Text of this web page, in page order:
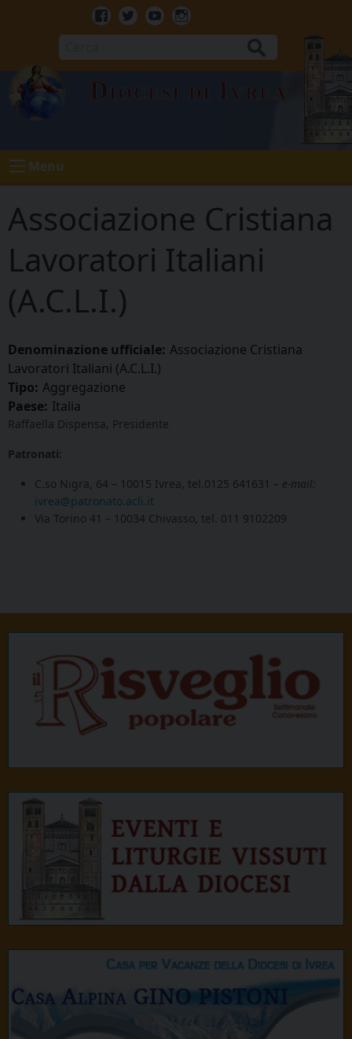
Facebook
TwitterYoutubeInstagram
Diocesi di Ivrea
Menu
Associazione Cristiana
Lavoratori Italiani
(A.C.L.I.)
Denominazione ufficiale: Associazione Cristiana
Lavoratori Italiani (A.C.L.I.)
Tipo: Aggregazione
Paese: Italia
Raffaella Dispensa, Presidente
Patronati:
C.so Nigra, 64 – 10015 Ivrea, tel.0125 641631 – e-mail:
ivrea@patronato.acli.it
Via Torino 41 – 10034 Chivasso, tel. 011 9102209